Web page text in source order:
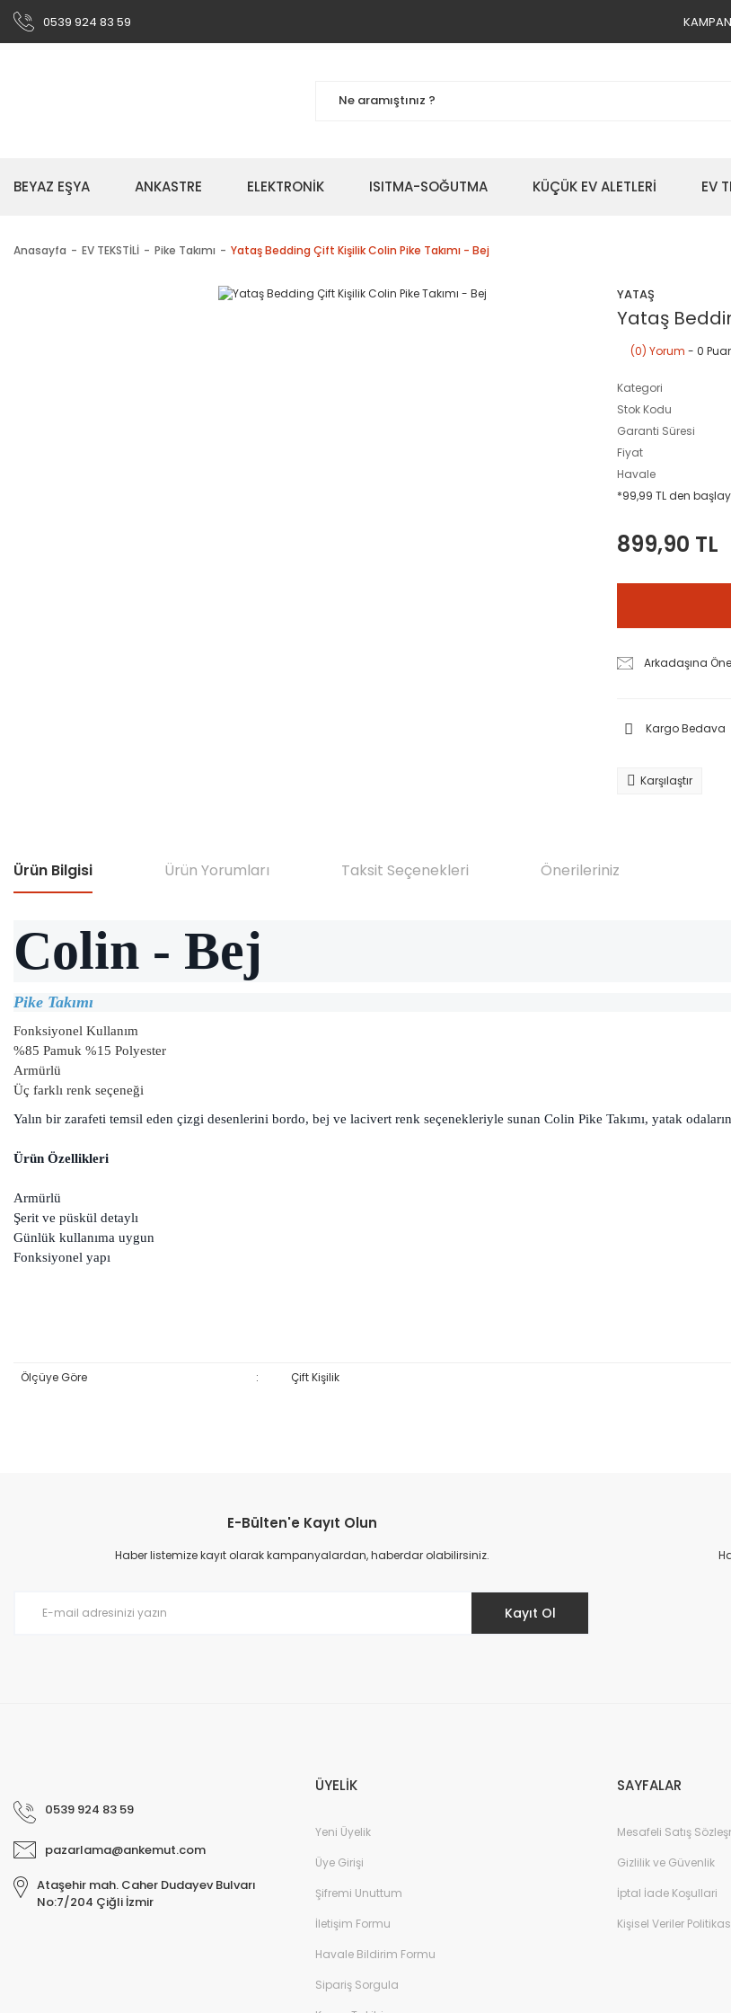
0539 924 83 59
BEYAZ EŞYA ANKASTRE ELEKTRONİK ISITMA-SOĞUTMA KÜÇÜK EV ALETLERİ EV
Anasayfa EV TEKSTİLİ Pike Takımı Yataş Bedding Çift Kişilik Colin Pike Takımı - Bej
YATAŞ
Yataş
(0) Yorum - 0
Kategori
Stok Kodu
Garanti Süresi
Fiyat
Havale
*99,99 TL den
899,90 TL
Arkadaşına
Kargo Bedava
Karşılaştır
Ürün Bilgisi Ürün Yorumları Taksit Seçenekleri Önerileriniz
Colin - Bej
Pike Takımı
Fonksiyonel Kullanım
%85 Pamuk %15 Polyester
Armürlü
Üç farklı renk seçeneği
Yalın bir zarafeti temsil eden çizgi desenlerini bordo, bej ve lacivert renk seçenekleriyle sunan Colin Pike Takımı, yatak
Ürün Özellikleri
Armürlü
Şerit ve püskül detaylı
Günlük kullanıma uygun
Fonksiyonel yapı
Ölçüye Göre : Çift Kişilik
Ürün resmi kalitesiz, bozuk veya görüntülenemiyor.
Ürün açıklamasında eksik bilgiler bulunuyor.
E-Bülten'e Kayıt Olun
Haber listemize kayıt olarak kampanyalardan, haberdar olabilirsiniz.
Kayıt Ol
0539 924 83 59
pazarlama@ankemut.com
Ataşehir mah. Caher Dudayev Bulvarı
No:7/204 Çiğli İzmir
ÜYELİK
Yeni Üyelik
Üye Girişi
Şifremi Unuttum
İletişim Formu
Havale Bildirim Formu
Sipariş Sorgula
SAYFALAR
Mesafeli Satış
Gizlilik ve Güvenlik
İptal İade Koşullari
Kişisel Veriler